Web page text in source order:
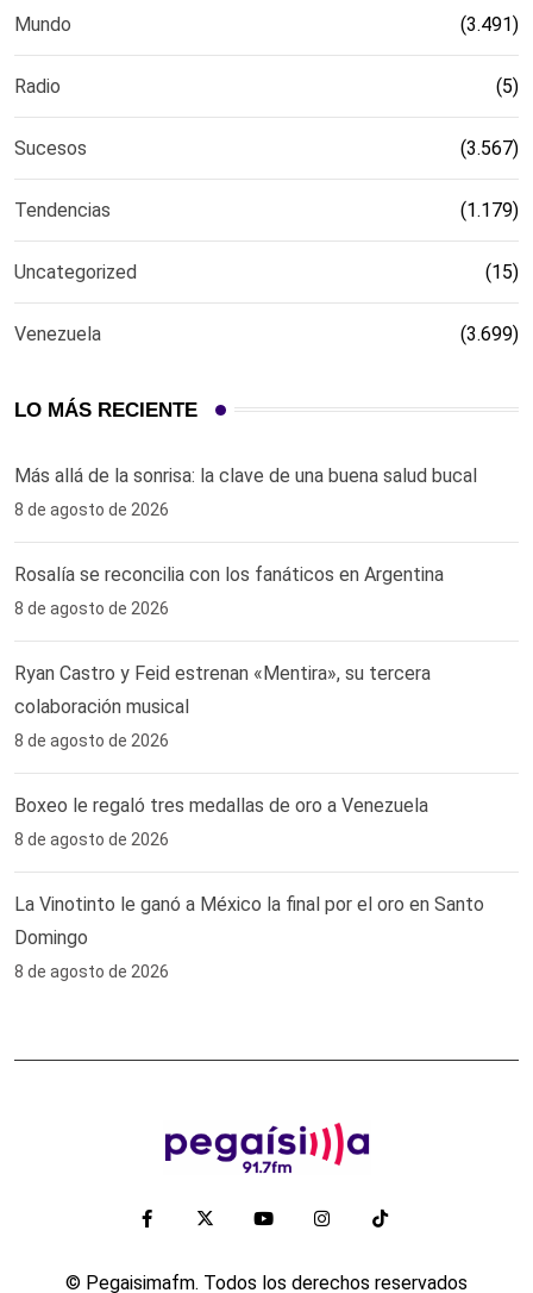
Mundo (3.491)
Radio (5)
Sucesos (3.567)
Tendencias (1.179)
Uncategorized (15)
Venezuela (3.699)
LO MÁS RECIENTE
Más allá de la sonrisa: la clave de una buena salud bucal
8 de agosto de 2026
Rosalía se reconcilia con los fanáticos en Argentina
8 de agosto de 2026
Ryan Castro y Feid estrenan «Mentira», su tercera
colaboración musical
8 de agosto de 2026
Boxeo le regaló tres medallas de oro a Venezuela
8 de agosto de 2026
La Vinotinto le ganó a México la final por el oro en Santo
Domingo
8 de agosto de 2026
© Pegaisimafm. Todos los derechos reservados